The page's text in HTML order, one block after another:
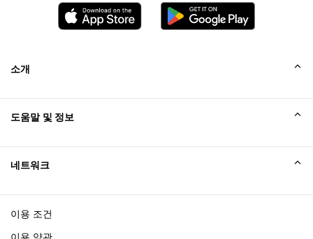
소개
Excellence Awards
블로그
도움말 및 정보
네트워크
이용 조건